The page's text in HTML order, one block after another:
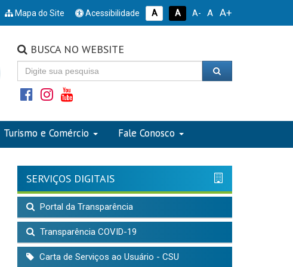
Mapa do Site Acessibilidade A A A- A A+
BUSCA NO WEBSITE
Turismo e Comércio Fale Conosco
SERVIÇOS DIGITAIS
Portal da Transparência
Transparência COVID-19
Carta de Serviços ao Usuário - CSU